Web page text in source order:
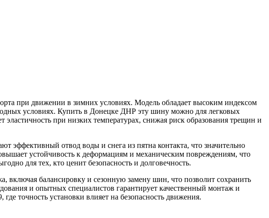
при движении в зимних условиях. Модель обладает высоким индексом
условиях. Купить в Донецке ДНР эту шину можно для легковых
при низких температурах, снижая риск образования трещин и
отвод воды и снега из пятна контакта, что значительно
устойчивость к деформациям и механическим повреждениям, что
для тех, кто ценит безопасность и долговечность.
балансировку и сезонную замену шин, что позволит сохранить
и опытных специалистов гарантирует качественный монтаж и
точность установки влияет на безопасность движения.